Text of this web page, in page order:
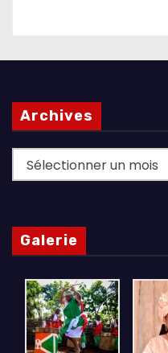
Archives
Archives
Galerie